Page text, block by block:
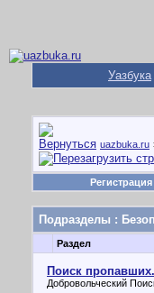
Уазбука
uazbuka.ru
Регистрация
Подразделы :
Раздел
Поиск
Добровольческий